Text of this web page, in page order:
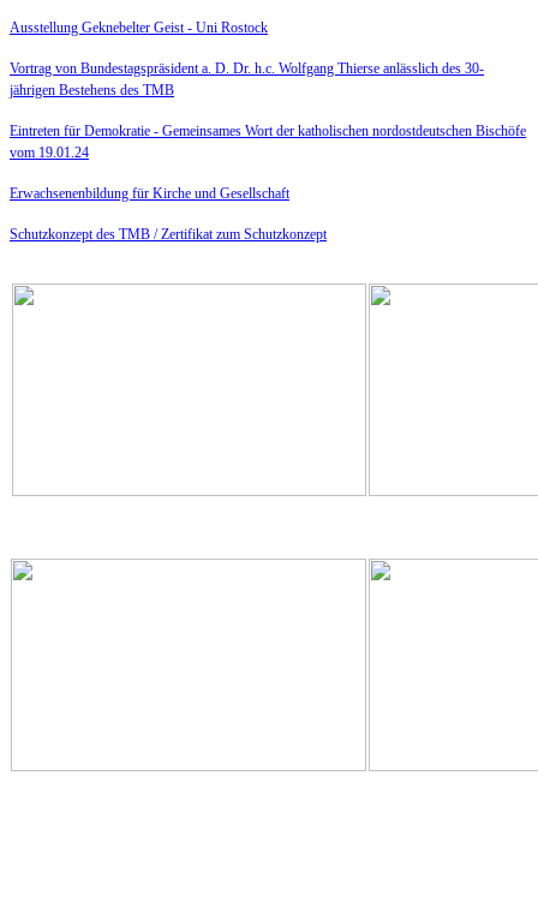
Ausstellung Geknebelter Geist - Uni Rostock
Vortrag von Bundestagspräsident a. D. Dr. h.c. Wolfgang Thierse anlässlich des 30-
jährigen Bestehens des TMB
Eintreten für Demokratie - Gemeinsames Wort der katholischen nordostdeutschen Bischöfe
vom 19.01.24
Erwachsenenbildung für Kirche und Gesellschaft
Schutzkonzept des TMB /Zertifikat zum Schutzkonzept